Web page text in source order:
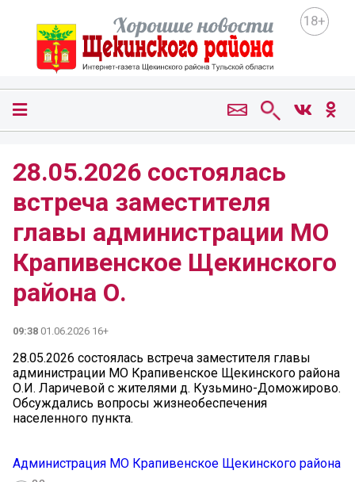
18+
28.05.2026 состоялась
встреча заместителя
главы администрации МО
Крапивенское Щекинского
района О.
09:38 01.06.2026 16+
28.05.2026 состоялась встреча заместителя главы
администрации МО Крапивенское Щекинского района
О.И. Ларичевой с жителями д. Кузьмино-Доможирово.
Обсуждались вопросы жизнеобеспечения
населенного пункта.
Администрация МО Крапивенское Щекинского района